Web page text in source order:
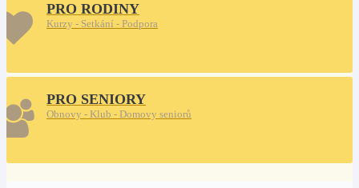
PRO RODINY
Kurzy - Setkání - Podpora
PRO SENIORY
Obnovy - Klub - Domovy seniorů